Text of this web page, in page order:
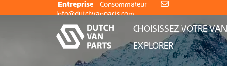
Entreprise
Consommateur
info@dutchvanparts.com
CHOISISSEZ VOTRE VAN
EXPLORER